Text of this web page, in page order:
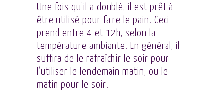
Une fois qu’il a doublé, il est prêt à
être utilisé pour faire le pain. Ceci
prend entre 4 et 12h, selon la
température ambiante. En général, il
suffira de le rafraîchir le soir pour
l’utiliser le lendemain matin, ou le
matin pour le soir.